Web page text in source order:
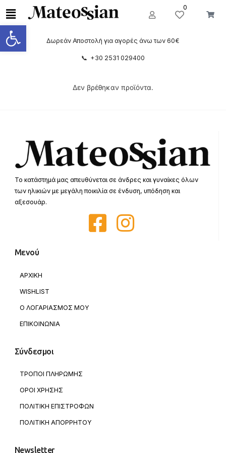
Ανοίξτε τη γραμμή εργαλείων
0
Δωρεάν Αποστολή για αγορές άνω των 60€
📞 +30 2531 029400
Δεν βρέθηκαν προϊόντα.
Το κατάστημά μας απευθύνεται σε άνδρες και γυναίκες όλων
των ηλικιών με μεγάλη ποικιλία σε ένδυση, υπόδηση και
αξεσουάρ.
Μενού
ΑΡΧΙΚΗ
WISHLIST
Ο ΛΟΓΑΡΙΑΣΜΟΣ ΜΟΥ
ΕΠΙΚΟΙΝΩΝΙΑ
Σύνδεσμοι
ΤΡΟΠΟΙ ΠΛΗΡΩΜΗΣ
ΟΡΟΙ ΧΡΗΣΗΣ
ΠΟΛΙΤΙΚΗ ΕΠΙΣΤΡΟΦΩΝ
ΠΟΛΙΤΙΚΗ ΑΠΟΡΡΗΤΟΥ
Newsletter